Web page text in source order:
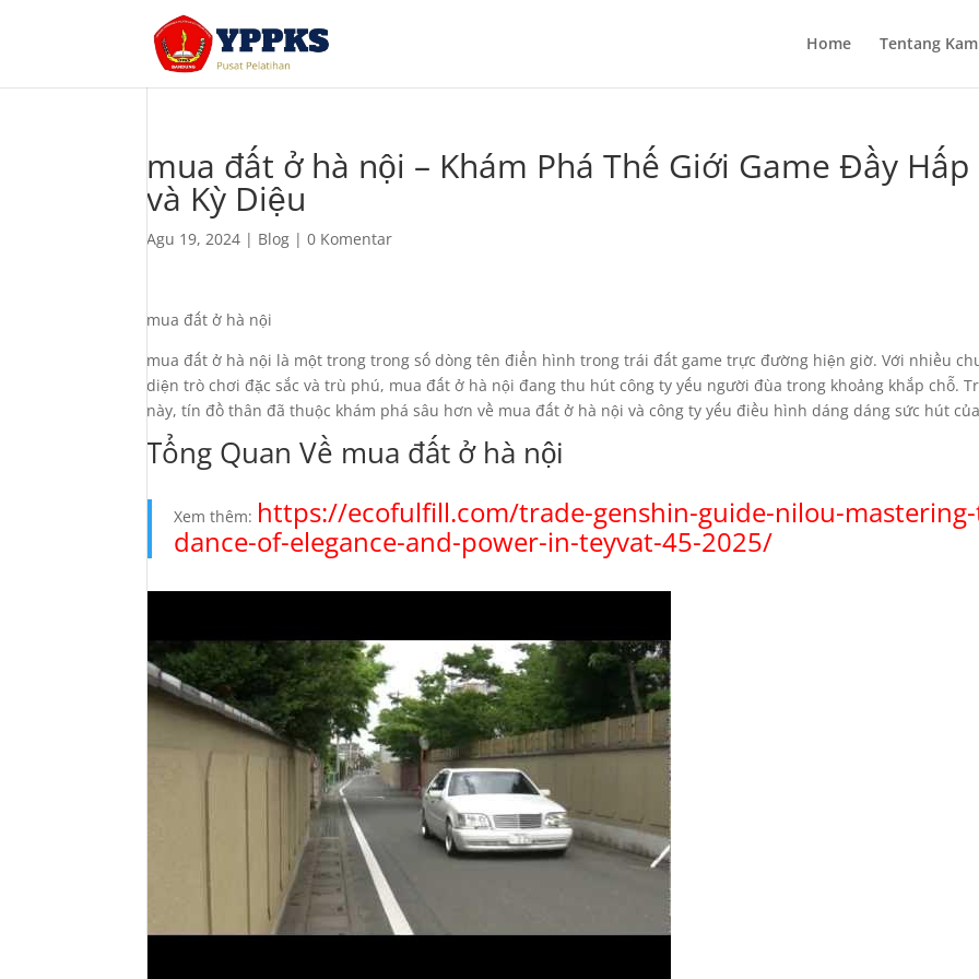
Home Tentang
mua đất ở hà nội – Khám Phá Thế Giới Game Đầy Hấp
và Kỳ Diệu
Agu 19, 2024 | Blog |0 Komentar
mua đất ở hà nội
mua đất ở hà nội là một trong trong số dòng tên điển hình trong trái đất game trực đường hiện giờ. Với nhiều
diện trò chơi đặc sắc và trù phú, mua đất ở hà nội đang thu hút công ty yếu người đùa trong khoảng khắp chỗ.
này, tín đồ thân đã thuộc khám phá sâu hơn về mua đất ở hà nội và công ty yếu điều hình dáng dáng sức hút
Tổng Quan Về mua đất ở hà nội
Xem thêm: https://ecofulfill.com/trade-genshin-guide-nilou-
dance-of-elegance-and-power-in-teyvat-45-2025/